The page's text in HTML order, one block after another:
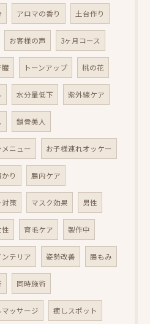
アロマの香り 土台作り
お客様の声 3ヶ月コース
臓 トーンアップ 桃の花
水分量低下 紫外線ケア
鎖骨美人
ニュー お子様連れオッケー
り 腸内ケア
対策 マスク効果 男性
性 育毛ケア 製作中
ンテリア 姿勢改善 腸もみ
同時施術
ッサージ 癒しスポット